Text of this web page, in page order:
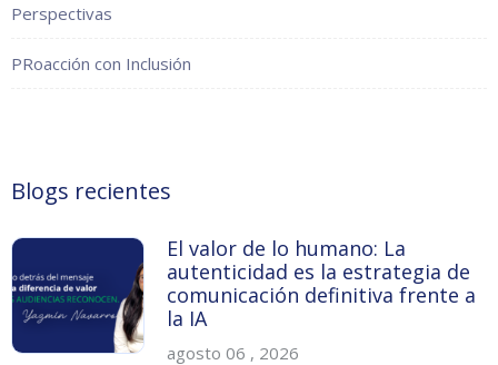
Perspectivas
PRoacción con Inclusión
Blogs recientes
El valor de lo humano: La
autenticidad es la estrategia de
comunicación definitiva frente a
la IA
agosto 06 , 2026